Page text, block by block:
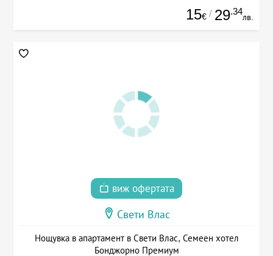
15€ / 29.34
лв.
виж офертата
Свети Влас
Нощувка в апартамент в Свети Влас, Семеен хотел
Бонджорно Премиум